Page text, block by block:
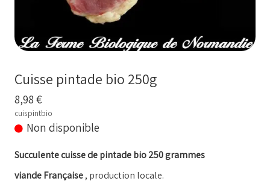
BOUILLONS D'OS et OS BIO
Comment commander
NOTRE FERME▼
Conseils temps de cuisson
Marché frais Livré à la maison
Cuisse pintade bio 250g
8,98 €
cuispintbio
Non disponible
Succulente cuisse de pintade bio 250 grammes
viande Française, production locale.